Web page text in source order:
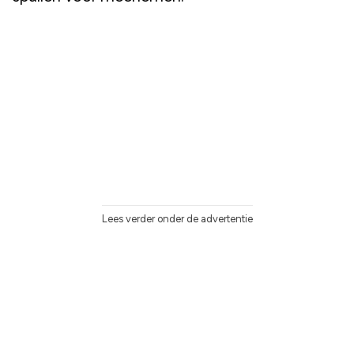
Lees verder onder de advertentie